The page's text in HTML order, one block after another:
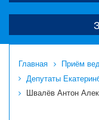
Главная
Приём
Депутаты
Швалёв Антон